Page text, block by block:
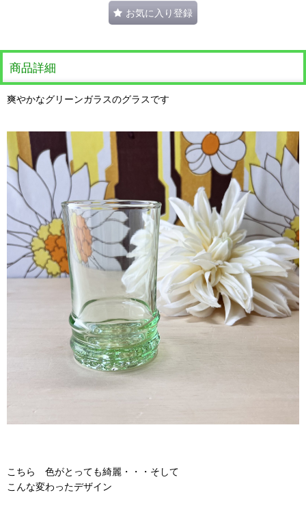
お気に入り登録
商品詳細
爽やかなグリーンガラスのグラスです
こちら 色がとっても綺麗・・・そして
こんな変わったデザイン